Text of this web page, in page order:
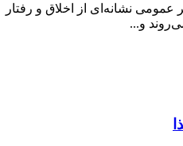
نشانه‌ای از اخلاق و رفتار
و...